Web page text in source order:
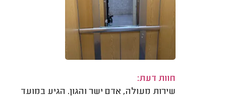
חוות דעת:
שירות מעולה, אדם ישר והגון. הגיע במועד